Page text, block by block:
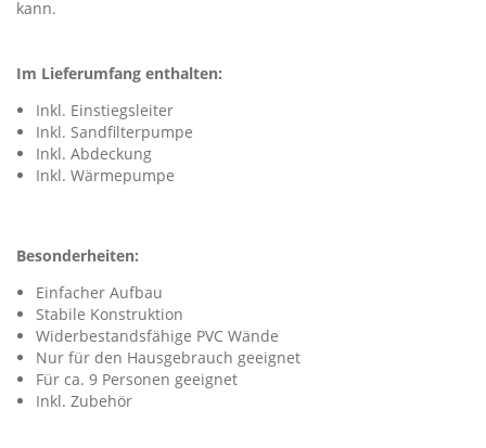
kann.
Im Lieferumfang enthalten:
Inkl. Einstiegsleiter
Inkl. Sandfilterpumpe
Inkl. Abdeckung
Inkl. Wärmepumpe
Besonderheiten:
Einfacher Aufbau
Stabile Konstruktion
Widerbestandsfähige PVC Wände
Nur für den Hausgebrauch geeignet
Für ca. 9 Personen geeignet
Inkl. Zubehör